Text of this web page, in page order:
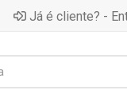
Já é cliente? -